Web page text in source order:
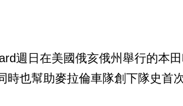
週日在美國俄亥俄州舉行的本
時也幫助麥拉倫車隊創下隊史首